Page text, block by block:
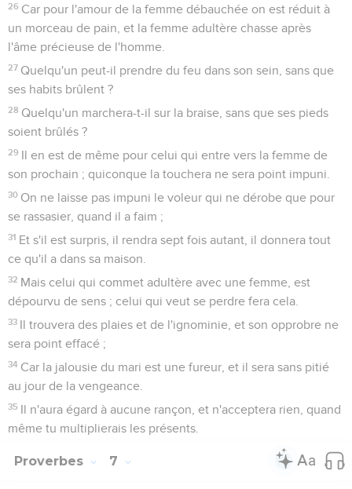
26 Car pour l'amour de la femme débauchée on est réduit à
un morceau de pain, et la femme adultère chasse après
l'âme précieuse de l'homme.
27 Quelqu'un peut-il prendre du feu dans son sein, sans que
ses habits brûlent ?
28 Quelqu'un marchera-t-il sur la braise, sans que ses pieds
soient brûlés ?
29 Il en est de même pour celui qui entre vers la femme de
son prochain ; quiconque la touchera ne sera point impuni.
30 On ne laisse pas impuni le voleur qui ne dérobe que pour
se rassasier, quand il a faim ;
31 Et s'il est surpris, il rendra sept fois autant, il donnera tout
ce qu'il a dans sa maison.
32 Mais celui qui commet adultère avec une femme, est
dépourvu de sens ; celui qui veut se perdre fera cela.
33 Il trouvera des plaies et de l'ignominie, et son opprobre ne
sera point effacé ;
34 Car la jalousie du mari est une fureur, et il sera sans pitié
au jour de la vengeance.
35 Il n'aura égard à aucune rançon, et n'acceptera rien, quand
même tu multiplierais les présents.
Proverbes 7